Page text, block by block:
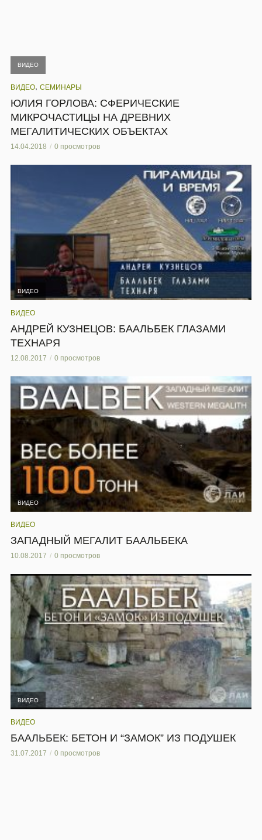
ВИДЕО
ВИДЕО, СЕМИНАРЫ
ЮЛИЯ ГОРЛОВА: СФЕРИЧЕСКИЕ
МИКРОЧАСТИЦЫ НА ДРЕВНИХ
МЕГАЛИТИЧЕСКИХ ОБЪЕКТАХ
14.04.2018 0 просмотров
ВИДЕО
ВИДЕО
АНДРЕЙ КУЗНЕЦОВ: БААЛЬБЕК ГЛАЗАМИ
ТЕХНАРЯ
12.08.2017 0 просмотров
ВИДЕО
ВИДЕО
ЗАПАДНЫЙ МЕГАЛИТ БААЛЬБЕКА
10.08.2017 0 просмотров
ВИДЕО
ВИДЕО
БААЛЬБЕК: БЕТОН И “ЗАМОК” ИЗ ПОДУШЕК
31.07.2017 0 просмотров